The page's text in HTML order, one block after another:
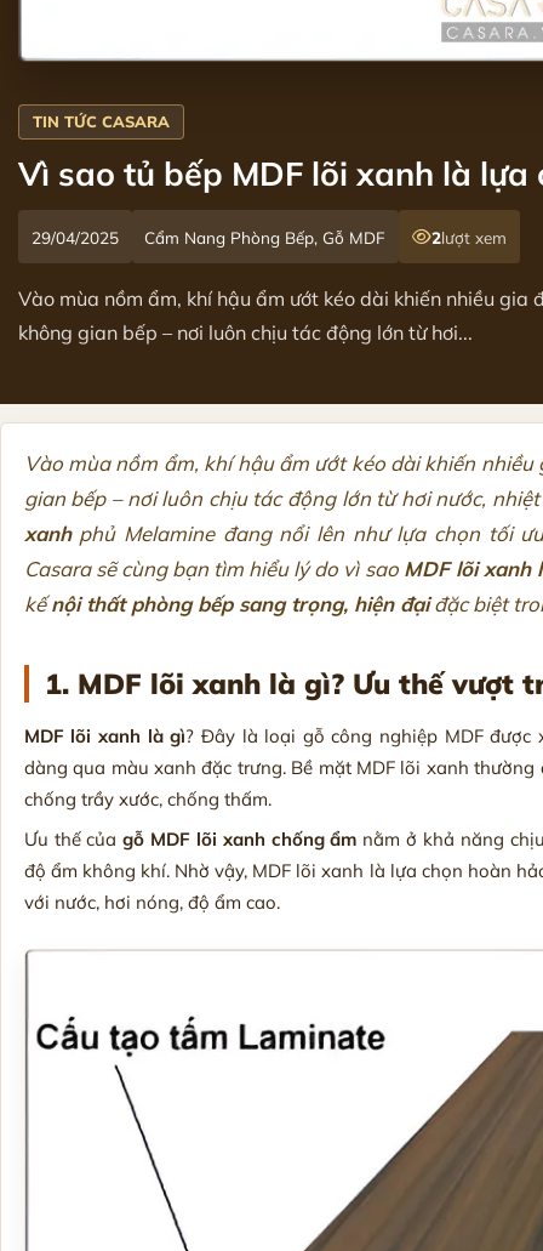
Vì sao tủ bếp MDF lõi xanh là lựa
29/04/2025 Cẩm Nang Phòng Bếp, Gỗ MDF 2lượt xem
Vào mùa nồm ẩm, khí hậu ẩm ướt kéo dài khiến nhiều gia
không gian bếp – nơi luôn chịu tác động lớn từ hơi...
Vào mùa nồm ẩm, khí hậu ẩm ướt kéo dài khiến
gian bếp – nơi luôn chịu tác động lớn từ hơi nước,
xanhphủ Melamine đang nổi lên như lựa chọn tối
Casara sẽ cùng bạn tìm hiểu lý do vì sao MDF lõi xanh
kếnội thất phòng bếp sang trọng, hiện đạiđặc biệt
1. MDF lõi xanh là gì? Ưu thế vượt
MDF lõi xanh là gì? Đây là loại gỗ công nghiệp MDF
dàng qua màu xanh đặc trưng. Bề mặt MDF lõi xanh
chống trầy xước, chống thấm.
Ưu thế củagỗ MDF lõi xanh chống ẩm nằm ở khả năng
độ ẩm không khí. Nhờ vậy, MDF lõi xanh là lựa chọn hoàn
với nước, hơi nóng, độ ẩm cao.